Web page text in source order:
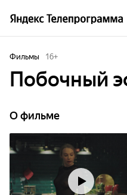
Фильмы 16+
Побочный
О фильме